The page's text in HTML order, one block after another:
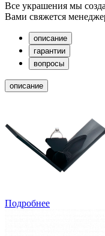
Все украшения мы
Вами свяжется
описание
гарантии
вопросы
описание
Подробнее